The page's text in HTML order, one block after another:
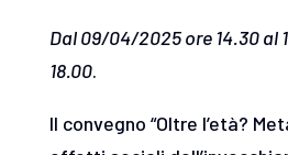
Dal 09/04/2025 ore 14.30 al
18.00.
Il convegno “Oltre l’età?